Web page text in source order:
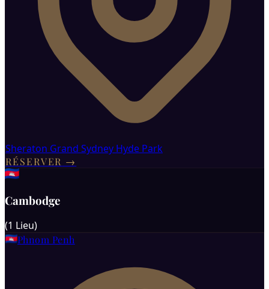
Sheraton Grand Sydney Hyde Park
RÉSERVER →
Cambodge
(1 Lieu)
Phnom Penh